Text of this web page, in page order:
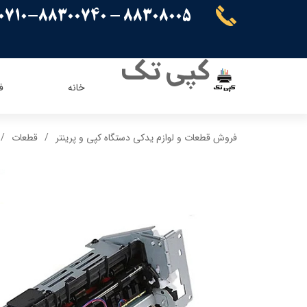
88308005 - 88300710-88300740
کپی تک خانه
اپسون
کنون
ایویژن
فروش قطعات و لوازم یدکی دستگاه کپی و پرینتر قطعات